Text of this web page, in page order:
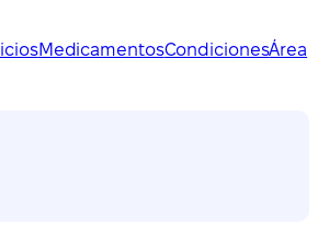
MedicamentosCondicionesÁrea